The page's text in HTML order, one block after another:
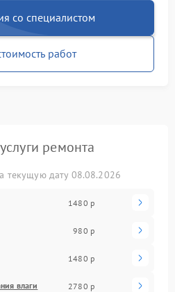
со специалистом
работ
ремонта
текущую дату 08.08.2026
1480 р
980 р
1480 р
влаги 2780 р